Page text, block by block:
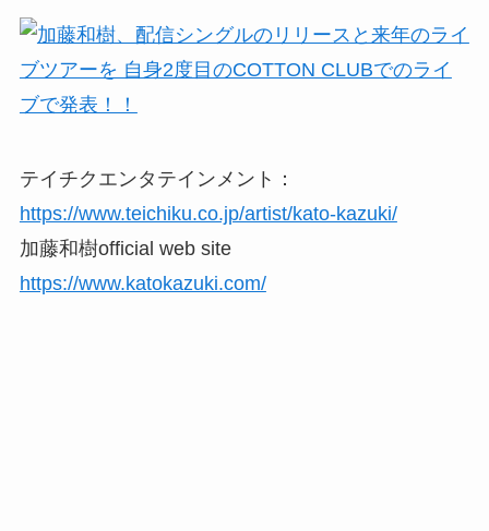
テイチクエンタテインメント：
https://www.teichiku.co.jp/artist/kato-kazuki/
加藤和樹official web site
https://www.katokazuki.com/